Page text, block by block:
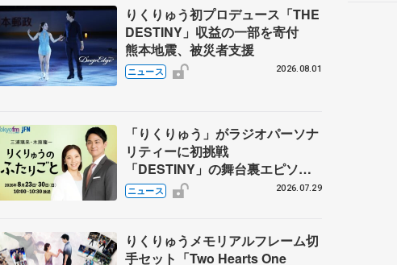
りくりゅう初プロデュース「THE
DESTINY」収益の一部を寄付
熊本地震、被災者支援
ニュース 2026.08.01
「りくりゅう」がラジオパーソナ
リティーに初挑戦
「DESTINY」の舞台裏エピソー
ドも
ニュース 2026.07.29
りくりゅうメモリアルフレーム切
手セット「Two Hearts One